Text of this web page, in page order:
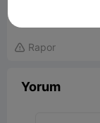
 Rapor
Yorum